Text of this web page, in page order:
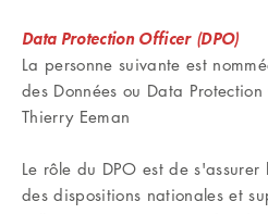
Data Protection Officer (DPO)
La personne suivante est
des Données ou Data
Thierry Eeman
Le rôle du DPO est de
des dispositions nationales et